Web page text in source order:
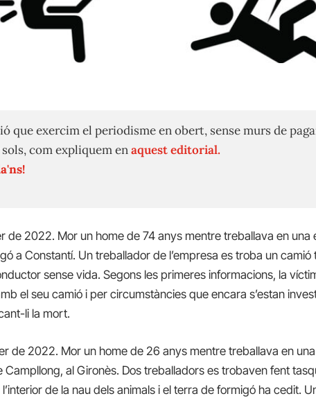
que exercim el periodisme en obert, sense murs de
com expliquem enaquest editorial.
de 2022. Mor un home de 74 anys mentre treballava en una
a Constantí. Un treballador de l’empresa es troba un camió
sense vida. Segons les primeres informacions, la
el seu camió i per circumstàncies que encara s’estan
li la mort.
de 2022. Mor un home de 26 anys mentre treballava en
al Gironès. Dos treballadors es trobaven fent
de la nau dels animals i el terra de formigó ha cedit.